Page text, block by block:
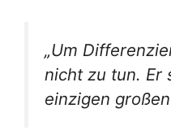
„Um
nicht zu tun. Er
einzigen